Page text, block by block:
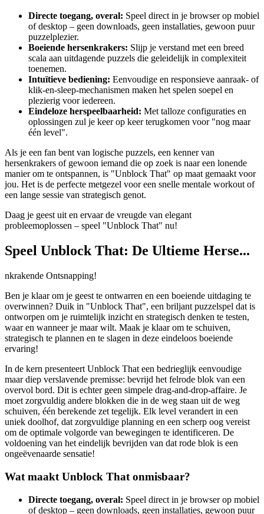
Directe toegang, overal: Speel direct in je browser op mobiel
of desktop – geen downloads, geen installaties, gewoon puur
puzzelplezier.
Boeiende hersenkrakers: Slijp je verstand met een breed
scala aan uitdagende puzzels die geleidelijk in complexiteit
toenemen.
Intuïtieve bediening: Eenvoudige en responsieve aanraak- of
klik-en-sleep-mechanismen maken het spelen soepel en
plezierig voor iedereen.
Eindeloze herspeelbaarheid: Met talloze configuraties en
oplossingen zul je keer op keer terugkomen voor "nog maar
één level".
Als je een fan bent van logische puzzels, een kenner van
hersenkrakers of gewoon iemand die op zoek is naar een lonende
manier om te ontspannen, is "Unblock That" op maat gemaakt voor
jou. Het is de perfecte metgezel voor een snelle mentale workout of
een lange sessie van strategisch genot.
Daag je geest uit en ervaar de vreugde van elegant
probleemoplossen – speel "Unblock That" nu!
Speel Unblock That: De Ultieme Herse...
nkrakende Ontsnapping!
Ben je klaar om je geest te ontwarren en een boeiende uitdaging te
overwinnen? Duik in "Unblock That", een briljant puzzelspel dat is
ontworpen om je ruimtelijk inzicht en strategisch denken te testen,
waar en wanneer je maar wilt. Maak je klaar om te schuiven,
strategisch te plannen en te slagen in deze eindeloos boeiende
ervaring!
In de kern presenteert Unblock That een bedrieglijk eenvoudige
maar diep verslavende premisse: bevrijd het felrode blok van een
overvol bord. Dit is echter geen simpele drag-and-drop-affaire. Je
moet zorgvuldig andere blokken die in de weg staan ​​uit de weg
schuiven, één berekende zet tegelijk. Elk level verandert in een
uniek doolhof, dat zorgvuldige planning en een scherp oog vereist
om de optimale volgorde van bewegingen te identificeren. De
voldoening van het eindelijk bevrijden van dat rode blok is een
ongeëvenaarde sensatie!
Wat maakt Unblock That onmisbaar?
Directe toegang, overal: Speel direct in je browser op mobiel
of desktop – geen downloads, geen installaties, gewoon puur